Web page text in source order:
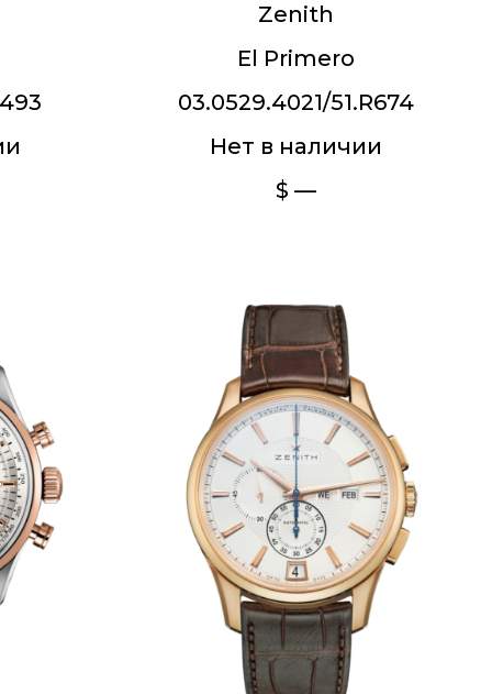
Zenith
El Primero
03.0529.4021/51.R674
Нет в наличии
$ —